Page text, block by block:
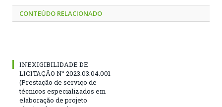
CONTEÚDO RELACIONADO
INEXIGIBILIDADE DE
LICITAÇÃO N° 2023.03.04.001
(Prestação de serviço de
técnicos especializados em
elaboração de projeto